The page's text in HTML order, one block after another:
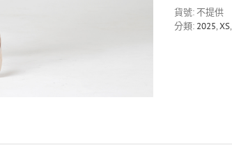
量
貨號:不提供
分類: 2025,XS,